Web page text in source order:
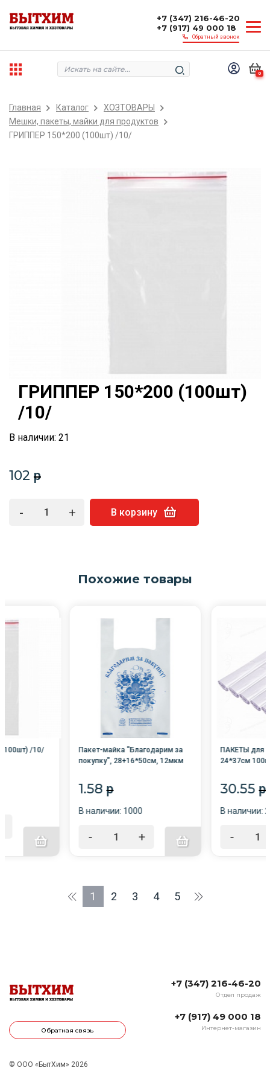
+7 (347) 216-46-20
+7 (917) 49 000 18
Обратный звонок
0
Главная Каталог
ХОЗТОВАРЫ
Мешки, пакеты, майки для продуктов
ГРИППЕР 150*200 (100шт) /10/
ГРИППЕР 150*200 (100шт)
/10/
В наличии: 21
102 p
- + В корзину
Похожие товары
/10/
Пакет-майка "Благодарим за
покупку", 28+16*50см, 12мкм
1.58 p
В наличии: 1000
- +
ПАКЕТЫ для
24*37см
30.55 p
В наличии:
-
1 2 3 4 5
Обратная связь
+7 (347) 216-46-20
Отдел продаж
+7 (917) 49 000 18
Интернет-магазин
© ООО «БытХим» 2026